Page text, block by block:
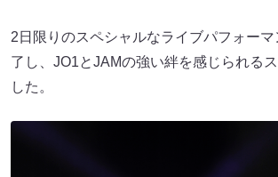
2日限りのスペシャルなライブパフォー
了し、JO1とJAMの強い絆を感じられる
した。